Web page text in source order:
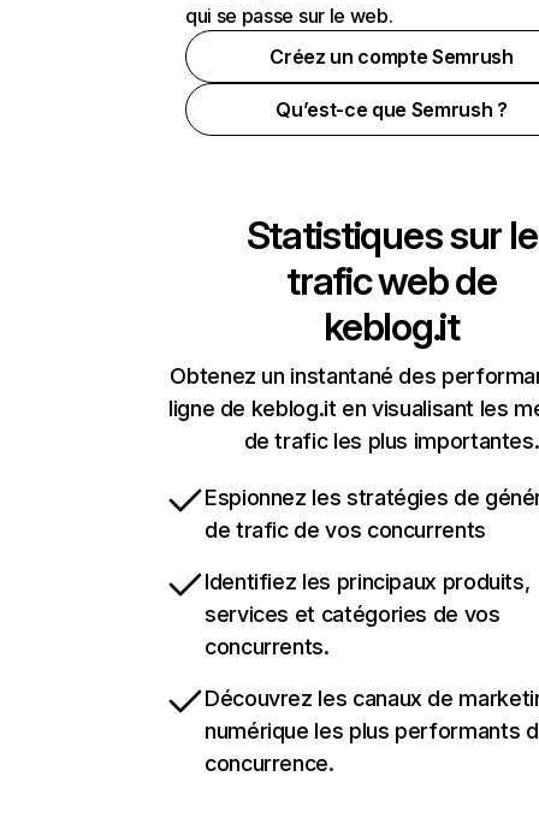
qui se passe sur le web.
Créez un compte Semrush
Qu’est-ce que Semrush ?
Statistiques sur le
trafic web de
keblog.it
Obtenez un instantané des
ligne de keblog.it en visualisant les
de trafic les plus importantes.
Espionnez les stratégies de
de trafic de vos concurrents
Identifiez les principaux produits,
services et catégories de vos
concurrents.
Découvrez les canaux de
numérique les plus performants
concurrence.